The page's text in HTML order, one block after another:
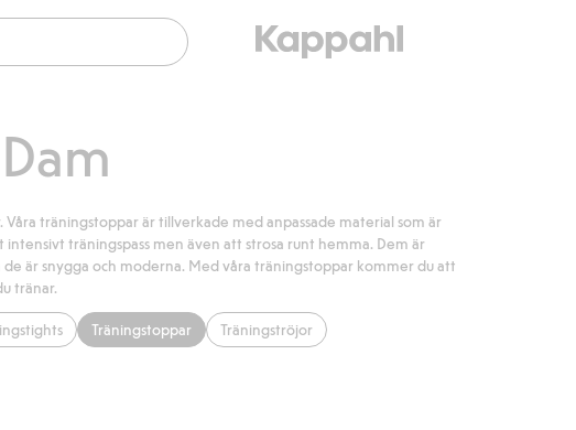
träningstoppar är tillverkade med anpassade material som är
träningspass men även att strosa runt hemma. Dem är
är snygga och moderna. Med våra träningstoppar kommer du att
tränar.
Träningstoppar Träningströjor